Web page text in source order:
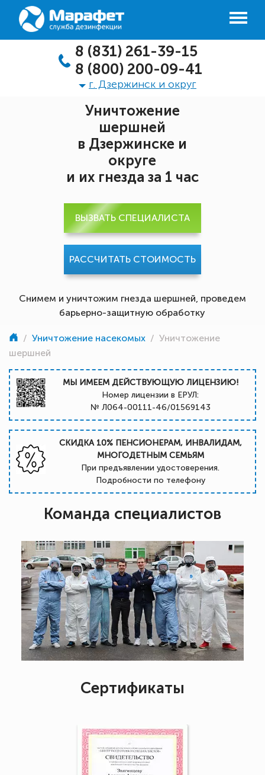
8 (831) 261-39-15
8 (800) 200-09-41
г. Дзержинск и округ
Уничтожение
шершней
в Дзержинске и
округе
и их гнезда за 1 час
Снимем и уничтожим гнезда шершней, проведем
барьерно-защитную обработку
ВЫЗВАТЬ СПЕЦИАЛИСТА
РАССЧИТАТЬ СТОИМОСТЬ
/ Уничтожение насекомых / Уничтожение
шершней
МЫ ИМЕЕМ ДЕЙСТВУЮЩУЮ ЛИЦЕНЗИЮ!
Номер лицензии в ЕРУЛ:
№ Л064-00111-46/01569143
СКИДКА 10% ПЕНСИОНЕРАМ, ИНВАЛИДАМ,
МНОГОДЕТНЫМ СЕМЬЯМ
При предъявлении удостоверения.
Подробности по телефону
Команда специалистов
Сертификаты